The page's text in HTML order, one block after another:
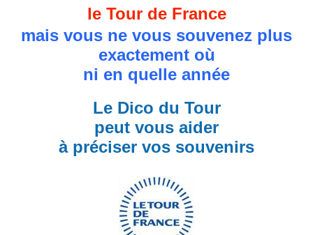
le Tour de France
mais vous ne vous souvenez plus
exactement où
ni en quelle année
Le Dico du Tour
peut vous aider
à préciser vos souvenirs